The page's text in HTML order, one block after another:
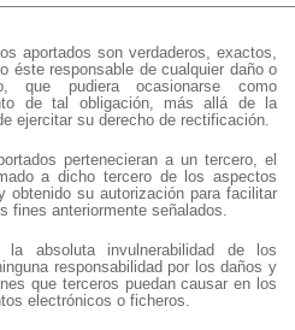
aportados son verdaderos, exactos,
éste responsable de cualquier daño o
que pudiera ocasionarse como
de tal obligación, más allá de la
ejercitar su derecho de rectificación.
pertenecieran a un tercero, el
a dicho tercero de los aspectos
obtenido su autorización para facilitar
fines anteriormente señalados.
la absoluta invulnerabilidad de los
responsabilidad por los daños y
que terceros puedan causar en los
electrónicos o ficheros.